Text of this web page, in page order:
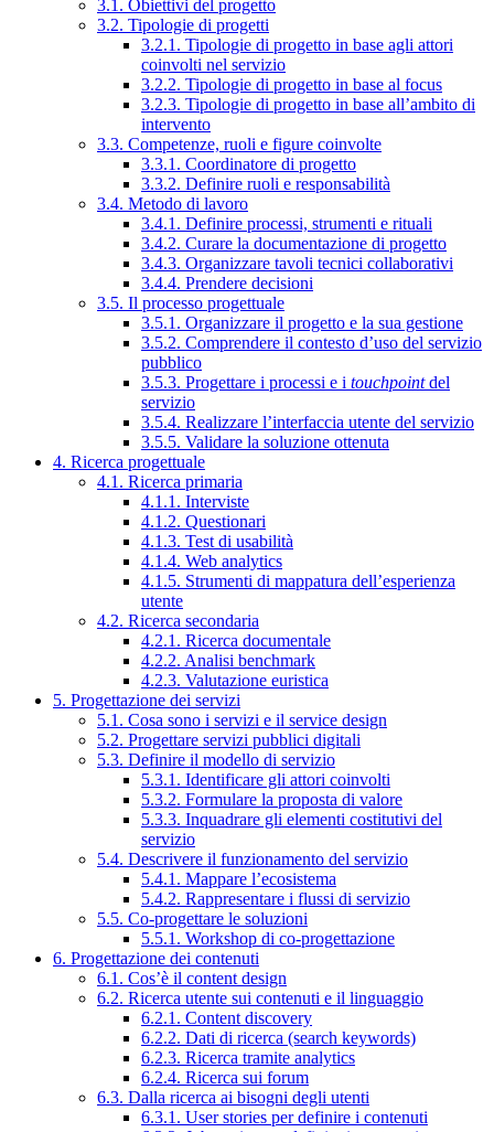
3.1. Obiettivi del progetto
3.2. Tipologie di progetti
3.2.1. Tipologie di progetto in base agli attori
coinvolti nel servizio
3.2.2. Tipologie di progetto in base al focus
3.2.3. Tipologie di progetto in base all’ambito di
intervento
3.3. Competenze, ruoli e figure coinvolte
3.3.1. Coordinatore di progetto
3.3.2. Definire ruoli e responsabilità
3.4. Metodo di lavoro
3.4.1. Definire processi, strumenti e rituali
3.4.2. Curare la documentazione di progetto
3.4.3. Organizzare tavoli tecnici collaborativi
3.4.4. Prendere decisioni
3.5. Il processo progettuale
3.5.1. Organizzare il progetto e la sua gestione
3.5.2. Comprendere il contesto d’uso del servizio
pubblico
3.5.3. Progettare i processi e i touchpointdel
servizio
3.5.4. Realizzare l’interfaccia utente del servizio
3.5.5. Validare la soluzione ottenuta
4. Ricerca progettuale
4.1. Ricerca primaria
4.1.1. Interviste
4.1.2. Questionari
4.1.3. Test di usabilità
4.1.4. Web analytics
4.1.5. Strumenti di mappatura dell’esperienza
utente
4.2. Ricerca secondaria
4.2.1. Ricerca documentale
4.2.2. Analisi benchmark
4.2.3. Valutazione euristica
5. Progettazione dei servizi
5.1. Cosa sono i servizi e il service design
5.2. Progettare servizi pubblici digitali
5.3. Definire il modello di servizio
5.3.1. Identificare gli attori coinvolti
5.3.2. Formulare la proposta di valore
5.3.3. Inquadrare gli elementi costitutivi del
servizio
5.4. Descrivere il funzionamento del servizio
5.4.1. Mappare l’ecosistema
5.4.2. Rappresentare i flussi di servizio
5.5. Co-progettare le soluzioni
5.5.1. Workshop di co-progettazione
6. Progettazione dei contenuti
6.1. Cos’è il content design
6.2. Ricerca utente sui contenuti e il linguaggio
6.2.1. Content discovery
6.2.2. Dati di ricerca (search keywords)
6.2.3. Ricerca tramite analytics
6.2.4. Ricerca sui forum
6.3. Dalla ricerca ai bisogni degli utenti
6.3.1. User stories per definire i contenuti